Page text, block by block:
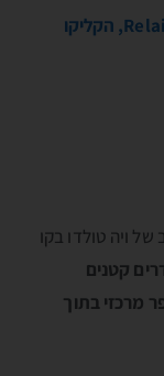
לבדיקת זמינות ומחירים ב-Relais Della Porta, הקליקו
ויה טולדו בקו
קטנים
מרכזי בתוך